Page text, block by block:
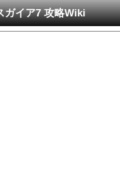
ガイア7 攻略Wiki